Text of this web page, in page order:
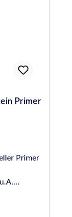
Primer
Primer
S 130